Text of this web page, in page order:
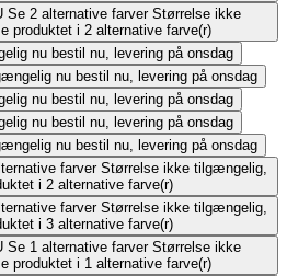
Se 2 alternative farver Størrelse ikke
produktet i 2 alternative farve(r)
nu bestil nu, levering på onsdag
nu bestil nu, levering på onsdag
nu bestil nu, levering på onsdag
nu bestil nu, levering på onsdag
nu bestil nu, levering på onsdag
farver Størrelse ikke tilgængelig,
i 2 alternative farve(r)
farver Størrelse ikke tilgængelig,
i 3 alternative farve(r)
Se 1 alternative farver Størrelse ikke
produktet i 1 alternative farve(r)